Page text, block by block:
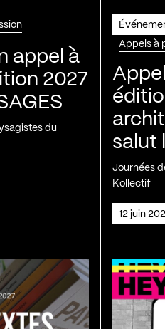
appel à
2027
du
Appels à
salut
Journées
Kollectif
12 juin